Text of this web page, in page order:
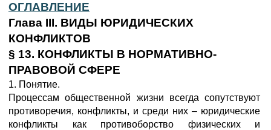
ОГЛАВЛЕНИЕ
Глава III. ВИДЫ ЮРИДИЧЕСКИХ
КОНФЛИКТОВ
§ 13. КОНФЛИКТЫ В НОРМАТИВНО-
ПРАВОВОЙ СФЕРЕ
1. Понятие.
Процессам общественной жизни всегда сопутствуют
противоречия, конфликты, и среди них – юридические
конфликты как противоборство физических и